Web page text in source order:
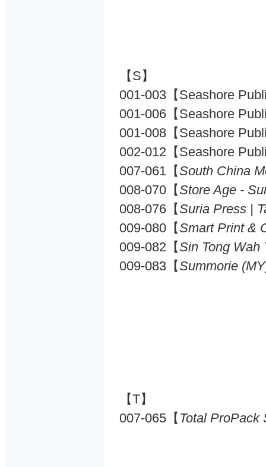
【S】
001-003【Seashore
001-006【Seashore
001-008【Seashore
002-012【Seashore
007-061【South China
008-070【Store Age -
008-076【Suria Press |
009-080【Smart Print &
009-082【Sin Tong Wah
009-083【Summorie
【T】
007-065【 Total ProPack